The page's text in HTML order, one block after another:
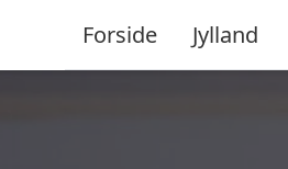
Forside Jylland